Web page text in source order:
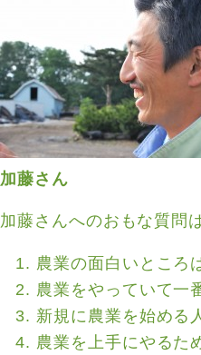
加藤さん
加藤さんへのおもな質問は
農業の面白いところ
農業をやっていて一
新規に農業を始める
農業を上手にやるた